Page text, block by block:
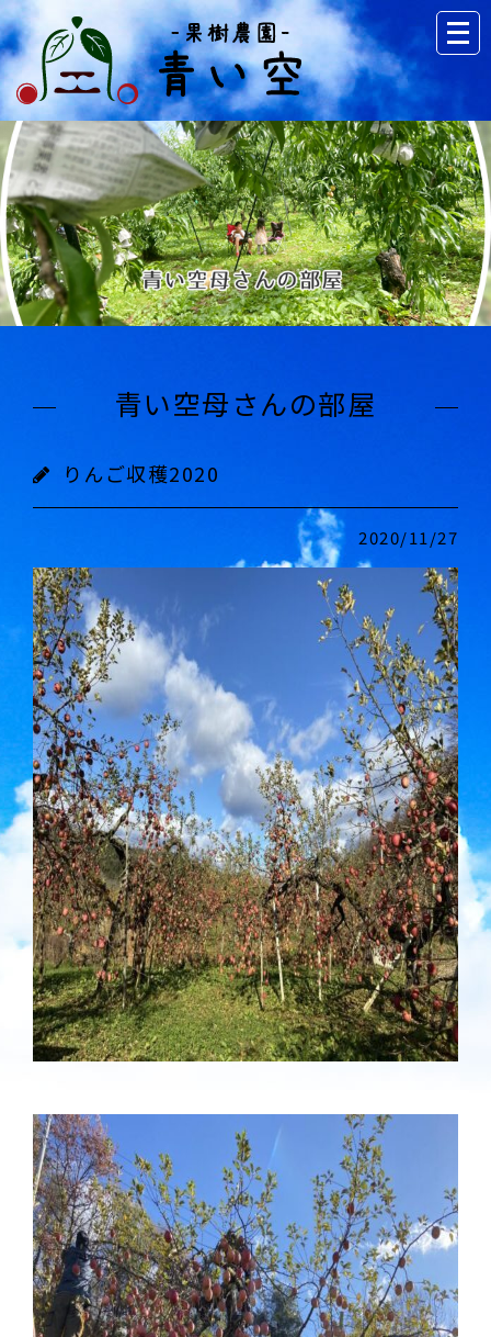
青い空母さんの部屋
りんご収穫2020
2020/11/27